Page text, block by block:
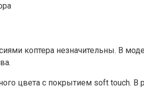
коптера незначительны. В
цвета с покрытием soft touch. В